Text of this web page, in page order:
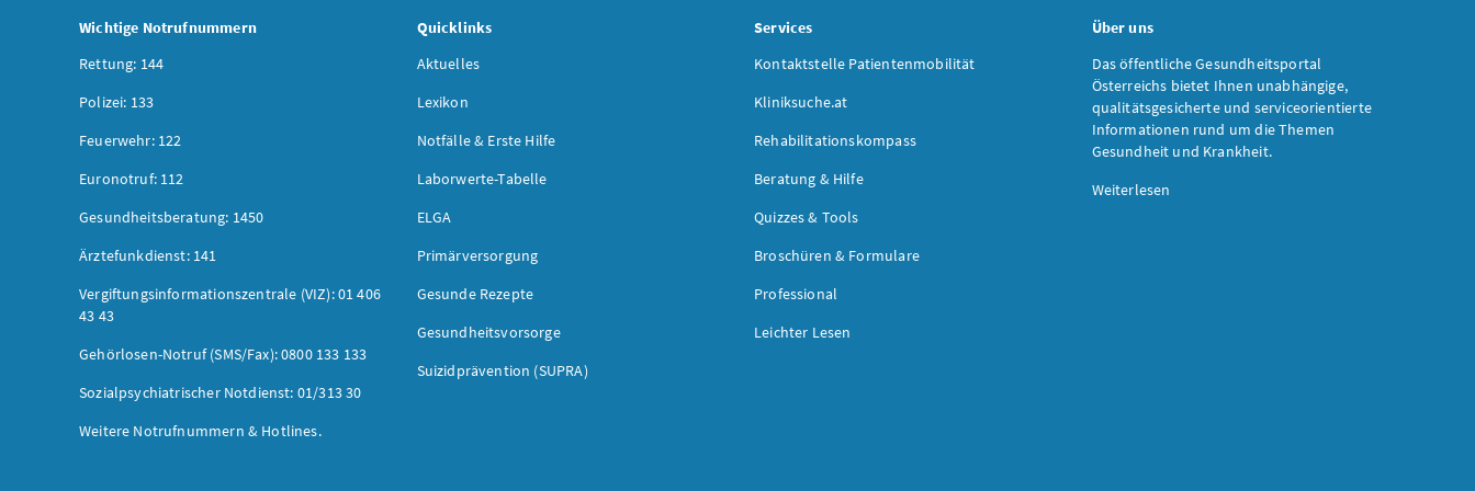
Wichtige Notrufnummern
Rettung: 144
Polizei: 133
Feuerwehr: 122
Euronotruf: 112
Gesundheitsberatung: 1450
Ärztefunkdienst: 141
Vergiftungsinformationszentrale (VIZ): 01 406
43 43
Gehörlosen-Notruf (SMS/Fax): 0800 133 133
Sozialpsychiatrischer Notdienst: 01/313 30
Weitere Notrufnummern & Hotlines.
Quicklinks
Aktuelles
Lexikon
Notfälle & Erste Hilfe
Laborwerte-Tabelle
ELGA
Primärversorgung
Gesunde Rezepte
Gesundheitsvorsorge
Suizidprävention (SUPRA)
Services
Kontaktstelle Patientenmobilität
Kliniksuche.at
Rehabilitationskompass
Beratung & Hilfe
Quizzes & Tools
Broschüren & Formulare
Professional
Leichter Lesen
Über uns
Das öffentliche Gesundheitsportal
Österreichs bietet Ihnen unabhängige,
qualitätsgesicherte und serviceorientierte
Informationen rund um die Themen
Gesundheit und Krankheit.
Weiterlesen